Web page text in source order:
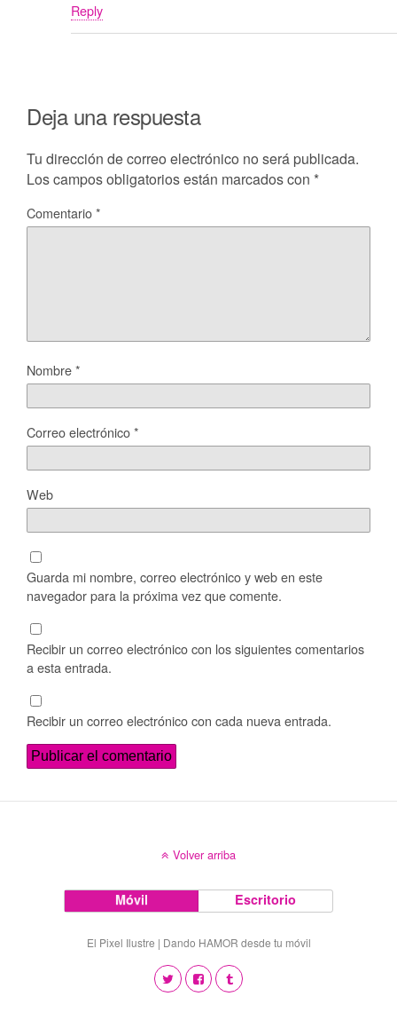
Reply
Deja una respuesta
Tu dirección de correo electrónico no será publicada.
Los campos obligatorios están marcados con *
Comentario*
Nombre*
Correo electrónico*
Web
Guarda mi nombre, correo electrónico y web en este
navegador para la próxima vez que comente.
Recibir un correo electrónico con los siguientes comentarios
a esta entrada.
Recibir un correo electrónico con cada nueva entrada.
Volver arriba
Móvil Escritorio
El Pixel Ilustre | Dando HAMOR desde tu móvil